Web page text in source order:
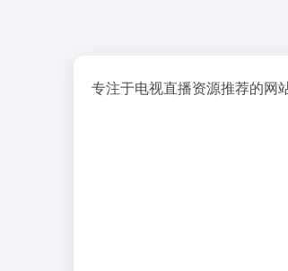
专注于电视直播资源推荐的网